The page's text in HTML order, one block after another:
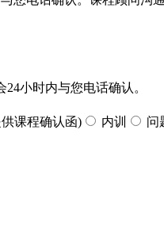
小时内与您电话确认。​
课程确认函)
内训
问